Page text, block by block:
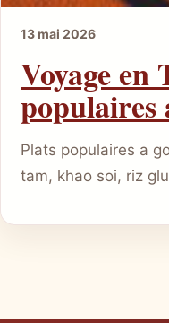
13 mai 2026
Voyage
populaires
Plats populaires a
tam, khao soi, riz